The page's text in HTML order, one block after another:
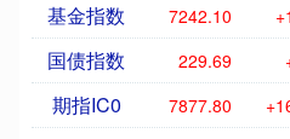
基金指数 7242.10
国债指数 229.69
期指IC0 7877.80